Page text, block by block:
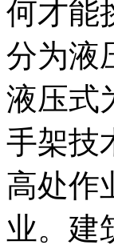
何才能
分为液
液压式
手架技
高处作
业。建